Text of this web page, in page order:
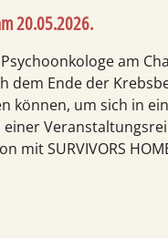
20.05.2026.
am
dem Ende der
können, um sich in
mit SURVIVORS